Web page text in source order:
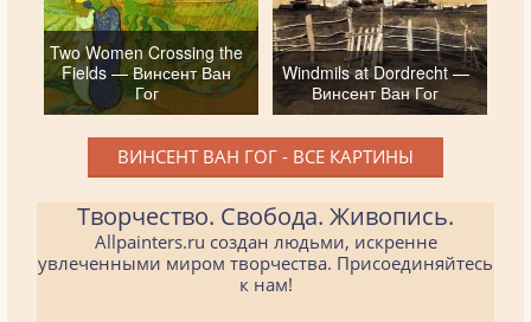
Two Women Crossing the
Fields — Винсент Ван
Гог
Windmils at Dordrecht —
Винсент Ван Гог
ВИНСЕНТ ВАН ГОГ - ВСЕ КАРТИНЫ
Творчество. Свобода. Живопись.
Allpainters.ru создан людьми, искренне
увлеченными миром творчества. Присоединяйтесь
к нам!